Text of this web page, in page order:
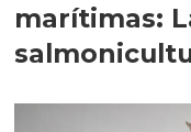
marítimas: